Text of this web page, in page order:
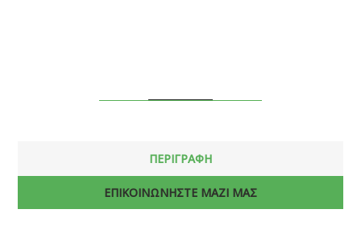
ΠΕΡΙΓΡΑΦΗ
ΕΠΙΚΟΙΝΩΝΗΣΤΕ ΜΑΖΙ ΜΑΣ